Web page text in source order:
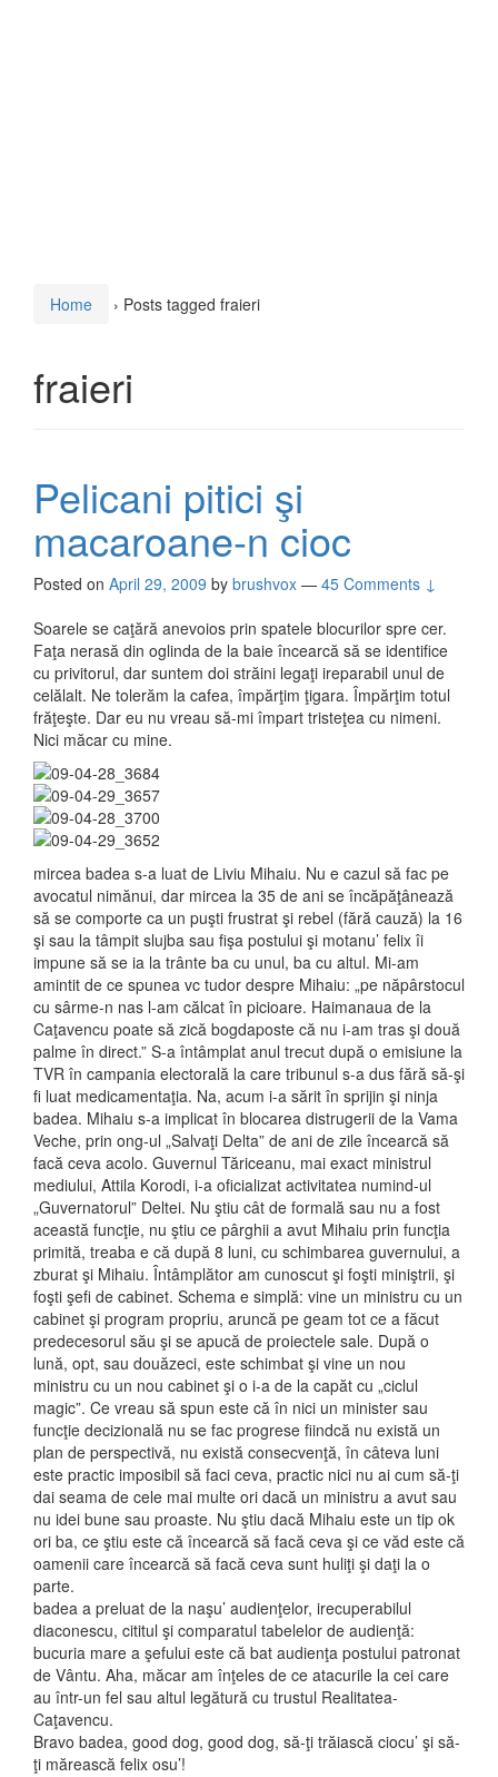
Home › Posts tagged fraieri
fraieri
Pelicani pitici şi
macaroane-n cioc
Posted on April 29, 2009 by brushvox — 45 Comments ↓
Soarele se caţără anevoios prin spatele blocurilor spre cer.
Faţa nerasă din oglinda de la baie încearcă să se identifice
cu privitorul, dar suntem doi străini legaţi ireparabil unul de
celălalt. Ne tolerăm la cafea, împărţim ţigara. Împărţim totul
frăţeşte. Dar eu nu vreau să-mi împart tristeţea cu nimeni.
Nici măcar cu mine.
mircea badea s-a luat de Liviu Mihaiu. Nu e cazul să fac pe
avocatul nimănui, dar mircea la 35 de ani se încăpăţânează
să se comporte ca un puşti frustrat şi rebel (fără cauză) la 16
şi sau la tâmpit slujba sau fişa postului şi motanu’ felix îi
impune să se ia la trânte ba cu unul, ba cu altul. Mi-am
amintit de ce spunea vc tudor despre Mihaiu: „pe năpârstocul
cu sârme-n nas l-am călcat în picioare. Haimanaua de la
Caţavencu poate să zică bogdaposte că nu i-am tras şi două
palme în direct.” S-a întâmplat anul trecut după o emisiune la
TVR în campania electorală la care tribunul s-a dus fără să-şi
fi luat medicamentaţia. Na, acum i-a sărit în sprijin şi ninja
badea. Mihaiu s-a implicat în blocarea distrugerii de la Vama
Veche, prin ong-ul „Salvaţi Delta” de ani de zile încearcă să
facă ceva acolo. Guvernul Tăriceanu, mai exact ministrul
mediului, Attila Korodi, i-a oficializat activitatea numind-ul
„Guvernatorul” Deltei. Nu ştiu cât de formală sau nu a fost
această funcţie, nu ştiu ce pârghii a avut Mihaiu prin funcţia
primită, treaba e că după 8 luni, cu schimbarea guvernului, a
zburat şi Mihaiu. Întâmplător am cunoscut şi foşti miniştrii, şi
foşti şefi de cabinet. Schema e simplă: vine un ministru cu un
cabinet şi program propriu, aruncă pe geam tot ce a făcut
predecesorul său şi se apucă de proiectele sale. După o
lună, opt, sau douăzeci, este schimbat şi vine un nou
ministru cu un nou cabinet şi o i-a de la capăt cu „ciclul
magic”. Ce vreau să spun este că în nici un minister sau
funcţie decizională nu se fac progrese fiindcă nu există un
plan de perspectivă, nu există consecvenţă, în câteva luni
este practic imposibil să faci ceva, practic nici nu ai cum să-ţi
dai seama de cele mai multe ori dacă un ministru a avut sau
nu idei bune sau proaste. Nu ştiu dacă Mihaiu este un tip ok
ori ba, ce ştiu este că încearcă să facă ceva şi ce văd este că
oamenii care încearcă să facă ceva sunt huliţi şi daţi la o
parte.
badea a preluat de la naşu’ audienţelor, irecuperabilul
diaconescu, cititul şi comparatul tabelelor de audienţă:
bucuria mare a şefului este că bat audienţa postului patronat
de Vântu. Aha, măcar am înţeles de ce atacurile la cei care
au într-un fel sau altul legătură cu trustul Realitatea-
Caţavencu.
Bravo badea, good dog, good dog, să-ţi trăiască ciocu’ şi să-
ţi mărească felix osu’!